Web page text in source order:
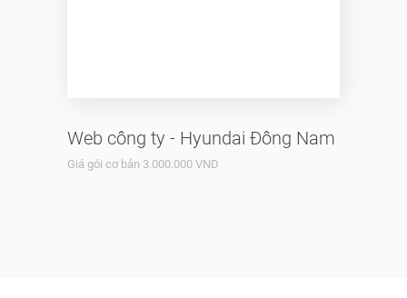
Web công ty - Hyundai Đông Nam
Giá gói cơ bản 3.000.000 VND